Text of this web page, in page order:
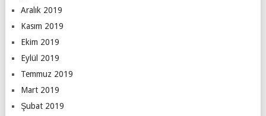
Aralık 2019
Kasım 2019
Ekim 2019
Eylül 2019
Temmuz 2019
Mart 2019
Şubat 2019